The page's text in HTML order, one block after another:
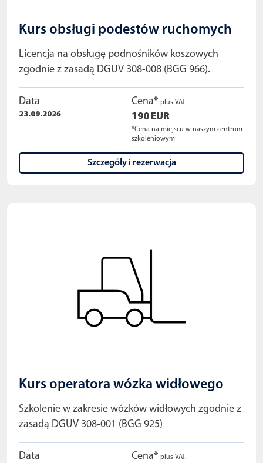
Kurs obsługi podestów ruchomych
Licencja na obsługę podnośników koszowych
zgodnie z zasadą DGUV 308-008 (BGG 966).
Data
23.09.2026
Cena* plus VAT.
190 EUR
*Cena na miejscu w naszym centrum
szkoleniowym
Szczegóły i rezerwacja
Kurs operatora wózka widłowego
Szkolenie w zakresie wózków widłowych zgodnie z
zasadą DGUV 308-001 (BGG 925)
Data Cena* plus VAT.